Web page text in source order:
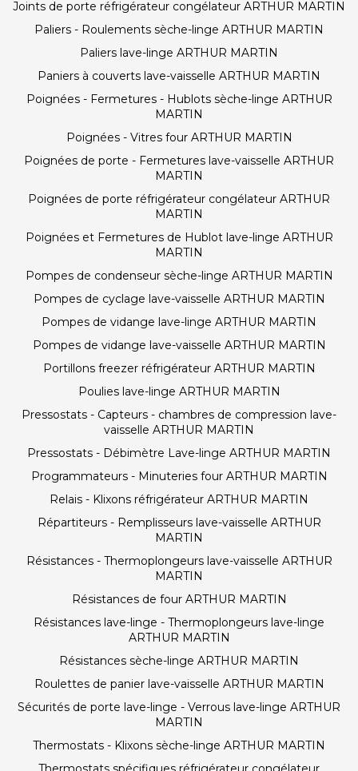
Joints de porte réfrigérateur congélateur ARTHUR MARTIN
Paliers - Roulements sèche-linge ARTHUR MARTIN
Paliers lave-linge ARTHUR MARTIN
Paniers à couverts lave-vaisselle ARTHUR MARTIN
Poignées - Fermetures - Hublots sèche-linge ARTHUR
MARTIN
Poignées - Vitres four ARTHUR MARTIN
Poignées de porte - Fermetures lave-vaisselle ARTHUR
MARTIN
Poignées de porte réfrigérateur congélateur ARTHUR
MARTIN
Poignées et Fermetures de Hublot lave-linge ARTHUR
MARTIN
Pompes de condenseur sèche-linge ARTHUR MARTIN
Pompes de cyclage lave-vaisselle ARTHUR MARTIN
Pompes de vidange lave-linge ARTHUR MARTIN
Pompes de vidange lave-vaisselle ARTHUR MARTIN
Portillons freezer réfrigérateur ARTHUR MARTIN
Poulies lave-linge ARTHUR MARTIN
Pressostats - Capteurs - chambres de compression lave-
vaisselle ARTHUR MARTIN
Pressostats - Débimètre Lave-linge ARTHUR MARTIN
Programmateurs - Minuteries four ARTHUR MARTIN
Relais - Klixons réfrigérateur ARTHUR MARTIN
Répartiteurs - Remplisseurs lave-vaisselle ARTHUR
MARTIN
Résistances - Thermoplongeurs lave-vaisselle ARTHUR
MARTIN
Résistances de four ARTHUR MARTIN
Résistances lave-linge - Thermoplongeurs lave-linge
ARTHUR MARTIN
Résistances sèche-linge ARTHUR MARTIN
Roulettes de panier lave-vaisselle ARTHUR MARTIN
Sécurités de porte lave-linge - Verrous lave-linge ARTHUR
MARTIN
Thermostats - Klixons sèche-linge ARTHUR MARTIN